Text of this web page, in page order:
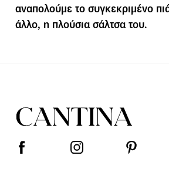
αναπολούμε το συγκεκριμένο
άλλο, η πλούσια σάλτσα του.